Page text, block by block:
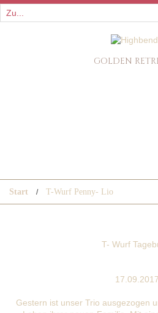
GOLDEN
Start T-Wurf Penny- Lio
T- Wurf
17.09.2017
Gestern ist unser Trio ausgezogen